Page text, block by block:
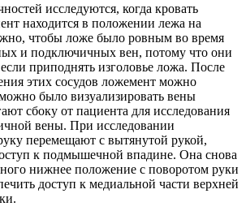
исследуются, когда кровать
находится в положении лежа на
чтобы ложе было ровным во время
и подключичных вен, потому что они
приподнять изголовье ложа. После
этих сосудов ложемент можно
было визуализировать вены
сбоку от пациента для исследования
вены. При исследовании
перемещают с вытянутой рукой,
к подмышечной впадине. Она снова
нижнее положение с поворотом руки
доступ к медиальной части верхней